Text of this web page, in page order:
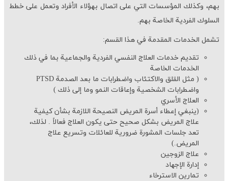
بهم، وكذلك المؤسسات التي على اتصال بهؤلاء الأفراد وتعمل على خطط
السلوك الفردية الخاصة بهم.
تشمل الخدمات المقدمة في هذا القسم:
تقديم خدمات العلاج النفسي الفردية والجماعية بما في ذلك
الخدمات الخاصة
( مثل القلق والاكتئاب واضطرابات ما بعد الصدمةPTSD
واضطرابات الشخصية وإعاقات النمو وما إلى ذلك )
العلاج الأسري
(ينبغي إعطاء أسرة المريض النصيحة اللازمة بشأن كيفية
علاج المريض بشكل صحيح حتى يكون العلاج فعالاً . لذلك،
تعد جلسات المشورة ضرورية للعائلات وتسريع علاج
المریض.)
علاج الزوجين
إدارة الإجهاد
تمارین الاسترخاء